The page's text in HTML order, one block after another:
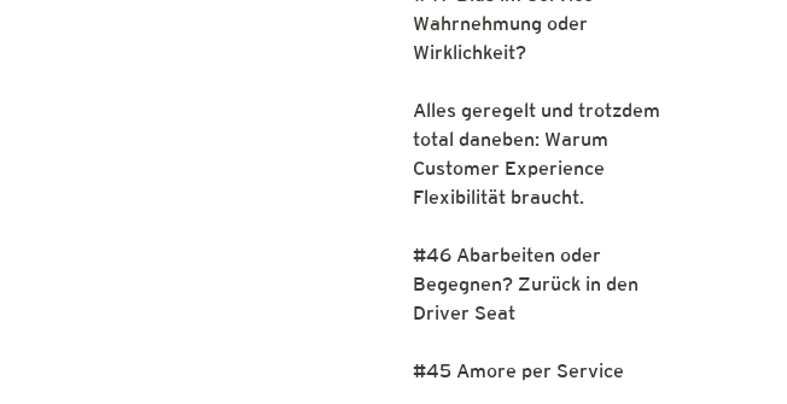
Wahrnehmung oder
Wirklichkeit?
Alles geregelt und trotzdem
total daneben: Warum
Customer Experience
Flexibilität braucht.
#46 Abarbeiten oder
Begegnen? Zurück in den
Driver Seat
#45 Amore per Service